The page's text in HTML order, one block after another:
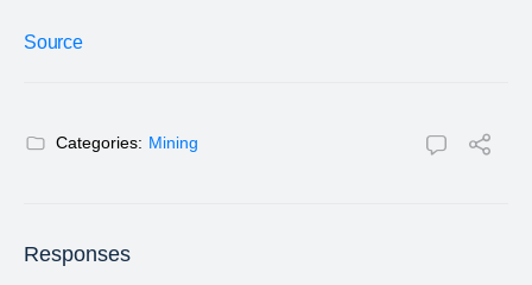
Source
Categories: Mining
Responses